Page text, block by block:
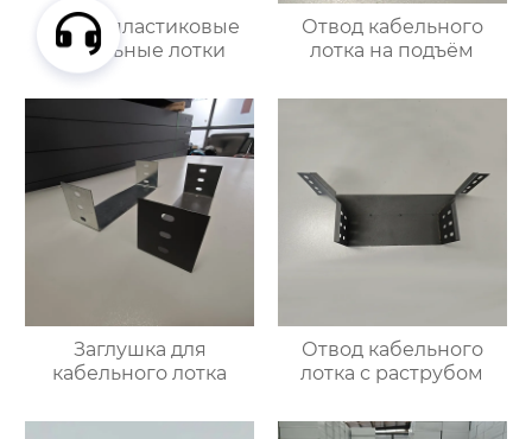
Стеклопластиковые
кабельные лотки
Отвод кабельного
лотка на подъём
Заглушка для
кабельного лотка
Отвод кабельного
лотка с раструбом